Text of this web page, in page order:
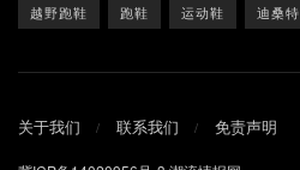
越野跑鞋 跑鞋 运动鞋 迪桑特
关于我们 联系我们 免责声明